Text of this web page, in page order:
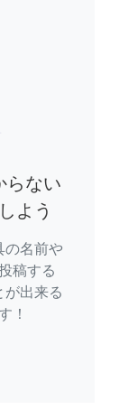
らない
よう
の名前や
稿する
が出来る
！